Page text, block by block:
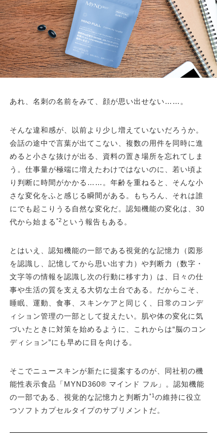
あれ、名刺の名前をみて、顔が思い出せない……。
そんな違和感が、以前より少し増えていないだろうか。
会話の途中で言葉が出てこない、複数の用件を同時に進
めると小さな抜けが出る、資料の置き場所を忘れてしま
う。仕事量が極端に増えたわけではないのに、若い頃よ
り判断に時間がかかる……。年齢を重ねると、そんな小
さな変化をふと感じる瞬間がある。もちろん、それは誰
にでも起こりうる自然な変化だ。認知機能の変化は、30
代から始まる *2 という報告もある。
とはいえ、認知機能の一部である視覚的な記憶力（図形
を認識し、記憶してから思い出す力）や判断力（数字・
文字等の情報を認識し次の行動に移す力）は、日々の仕
事や生活の質を支える大切な土台である。だからこそ、
睡眠、運動、食事、スキンケアと同じく、日常のコンデ
ィション管理の一部として捉えたい。肌や体の変化に気
づいたときに対策を始めるように、これからは“脳のコン
ディション”にも早めに目を向ける。
そこでニュースキンが新たに提案するのが、同社初の機
能性表示食品「MYND360® マインド フル」。認知機能
の一部である、視覚的な記憶力と判断力 *1 の維持に役立
つソフトカプセルタイプのサプリメントだ。